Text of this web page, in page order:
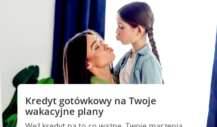
Kredyt gotówkowy na Twoje
wakacyjne plany